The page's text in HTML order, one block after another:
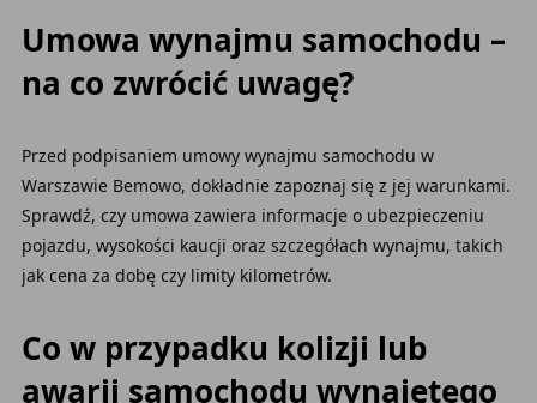
Umowa wynajmu samochodu –
na co zwrócić uwagę?
Przed podpisaniem umowy wynajmu samochodu w
Warszawie Bemowo, dokładnie zapoznaj się z jej warunkami.
Sprawdź, czy umowa zawiera informacje o ubezpieczeniu
pojazdu, wysokości kaucji oraz szczegółach wynajmu, takich
jak cena za dobę czy limity kilometrów.
Co w przypadku kolizji lub
awarii samochodu wynajętego